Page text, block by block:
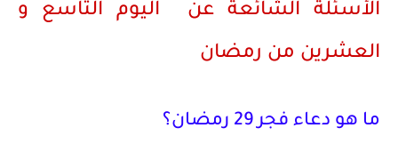
الأسئلة الشائعة عن اليوم التاسع و
العشرين من رمضان
ما هو دعاء فجر 29 رمضان؟